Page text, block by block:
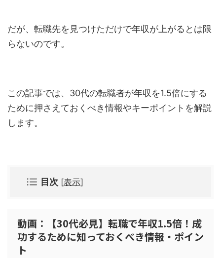
だが、転職先を見つけただけで年収が上がるとは限
らないのです。
この記事では、30代の転職者が年収を1.5倍にする
ために押さえておくべき情報やキーポイントを解説
します。
目次 [表示]
動画：【30代必見】転職で年収1.5倍！成
功するために知っておくべき情報・ポイン
ト